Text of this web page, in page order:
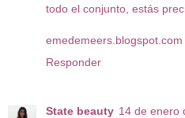
todo el conjunto, estás
emedemeers.blogspot.com
Responder
State beauty 14 de enero